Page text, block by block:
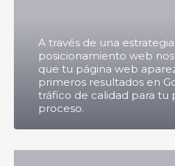
A través de una
posicionamiento web
que tu página web
primeros resultados en
tráfico de calidad para tu
proceso.